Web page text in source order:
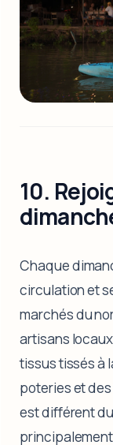
10.
Chaque
circulation et
marchés du
artisans
tissus tissés à
poteries et
est différent